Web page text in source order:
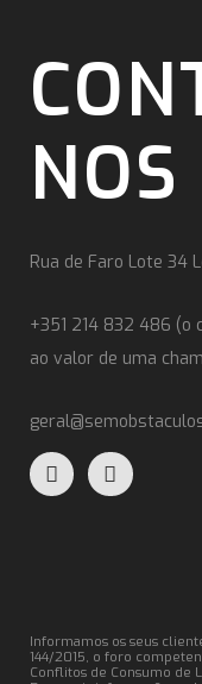
NOS
Rua de Faro Lote 34
+351 214 832 486 (o
ao valor de uma
Informamos os seus
144/2015, o foro
Conflitos de Consumo de